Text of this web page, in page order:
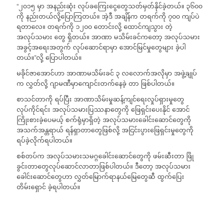
“၂၀၁၅ မှာ အနည်းဆုံး လုပ်ခကြေးငွေတွေသတ်မှတ်နိုင်ခဲ့တယ်။ ၃၆၀၀
ကို နည်းတယ်လို့ပြောကြတယ်။ အဲ့ဒီ အချိန်က တရက်ကို ၇၀၀ ကျပ်ပဲ
ရတာလေ။ တရက်ကို ၁၂၀၀ တောင်းလို့ ထောင်ကျသွား တဲ့
အလုပ်သမား တွေ ရှိတယ်။ အာဏာ မသိမ်းခင်ကတော့ အလုပ်သမား
အခွင့်အရေးအတွက် လုပ်ဆောင်ရာမှာ အောင်မြင်မှုတွေများ ခဲ့ပါ
တယ်။”လို့ ပြောပါတယ်။
မခိုင်ဇာအောင်ဟာ အာဏာမသိမ်းခင် ၃ လလောက်အလိုမှာ အဖွဲ့ချုပ်
က လွှတ်လို့ ဂျာမဏီမှာကျောင်းတက်နေခဲ့ တာ ဖြစ်ပါတယ်။
စာသင်တာကို ရပ်ပြီး အာဏာသိမ်းမှုဆန့်ကျင်ရေးလှုပ်ရှားမှုတွေ
လုပ်ကိုင်ရင်း အလုပ်သမားပြဿနာတွေကို ဖြေရှင်းပေးနိုင် အောင်
ကြိုးစားခဲ့ပေမယ့် စက်ရုံမှာရှိတဲ့ အလုပ်သမားခေါင်းဆောင်တွေကို
အသက်အန္တရာယ် ရန်ရှာတာတွေဖြစ်လို့ အငြင်းပွားဖြေရှင်းမှုတွေကို
ရပ်ခဲ့လိုက်ရပါတယ်။
စစ်တပ်က အလုပ်သမားသမဂ္ဂခေါင်းဆောင်တွေကို ဖမ်းဆီးတာ ဖြို
ခွင်းတာတွေလုပ်ဆောင်လာတာဖြစ်ပါတယ်။ ဒီတော့ အလုပ်သမား
ခေါင်းဆောင်တွေဟာ လွှတ်မြောက်ရာနယ်မြေတွေဆီ ထွက်ပြေး
တိမ်းရှောင် ခဲ့ရပါတယ်။